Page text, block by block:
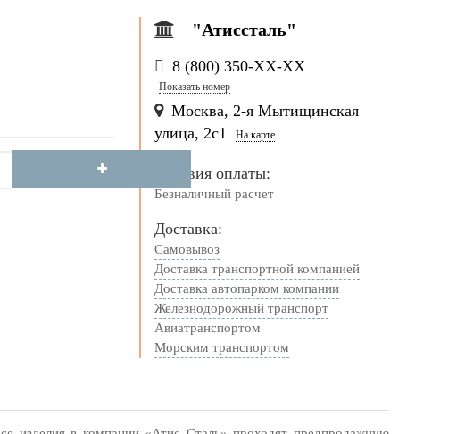
"Атиссталь"
8 (800) 350-ХХ-ХХ
Показать номер
Москва, 2-я Мытищинская
улица, 2с1
На карте
Условия оплаты:
Безналичный расчет
Доставка:
Самовывоз
Доставка транспортной компанией
Доставка автопарком компании
Железнодорожный транспорт
Авиатранспортом
Морским транспортом